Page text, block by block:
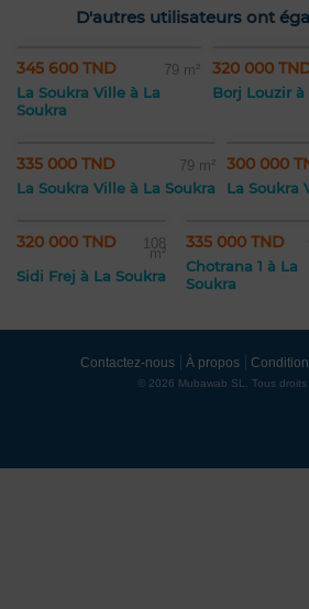
D'autres utilisateurs ont
345 600 TND 79 m²
La Soukra Ville à La
Soukra
320 000
Borj Louzir à
335 000 TND 79 m²
La Soukra Ville à La Soukra
300 000
La Soukra
320 000 TND 108
m²
Sidi Frej à La Soukra
335 000 TND
Chotrana 1 à La
Soukra
Contactez-nous À propos
© 2026 Mubawab SL. Tous droits